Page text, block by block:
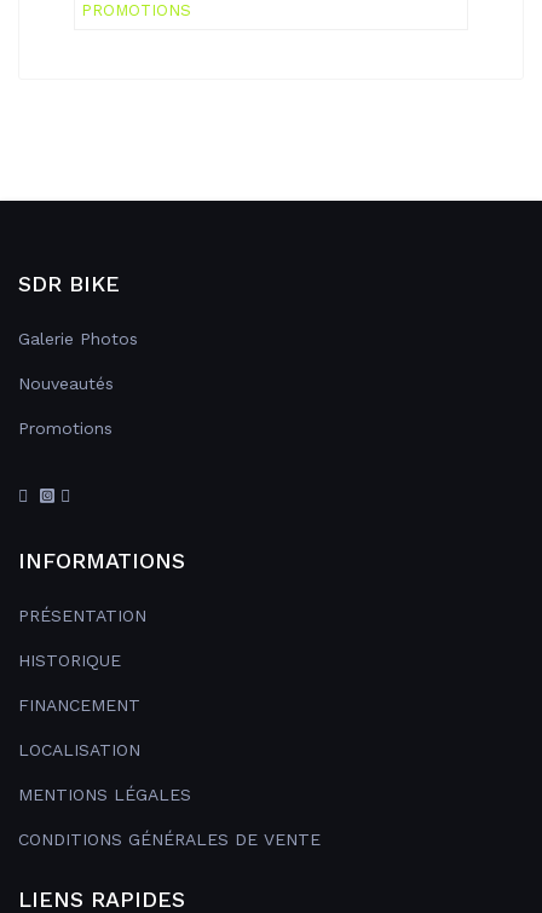
PROMOTIONS
SDR BIKE
Galerie Photos
Nouveautés
Promotions
INFORMATIONS
PRÉSENTATION
HISTORIQUE
FINANCEMENT
LOCALISATION
MENTIONS LÉGALES
CONDITIONS GÉNÉRALES DE VENTE
LIENS RAPIDES